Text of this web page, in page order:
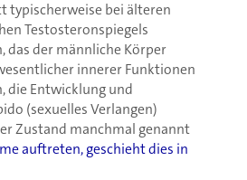
typischerweise bei älteren
Testosteronspiegels
das der männliche Körper
innerer Funktionen
die Entwicklung und
(sexuelles Verlangen)
Zustand manchmal genannt
auftreten, geschieht dies in